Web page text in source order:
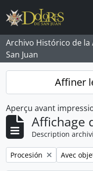
Skip to main content
Archivo Histórico de
San Juan
Affiner
Aperçu avant
Affichage
Description
Remove filter:
Procesión Remove
Avec